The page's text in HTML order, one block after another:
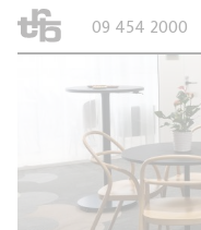
09 454 2000